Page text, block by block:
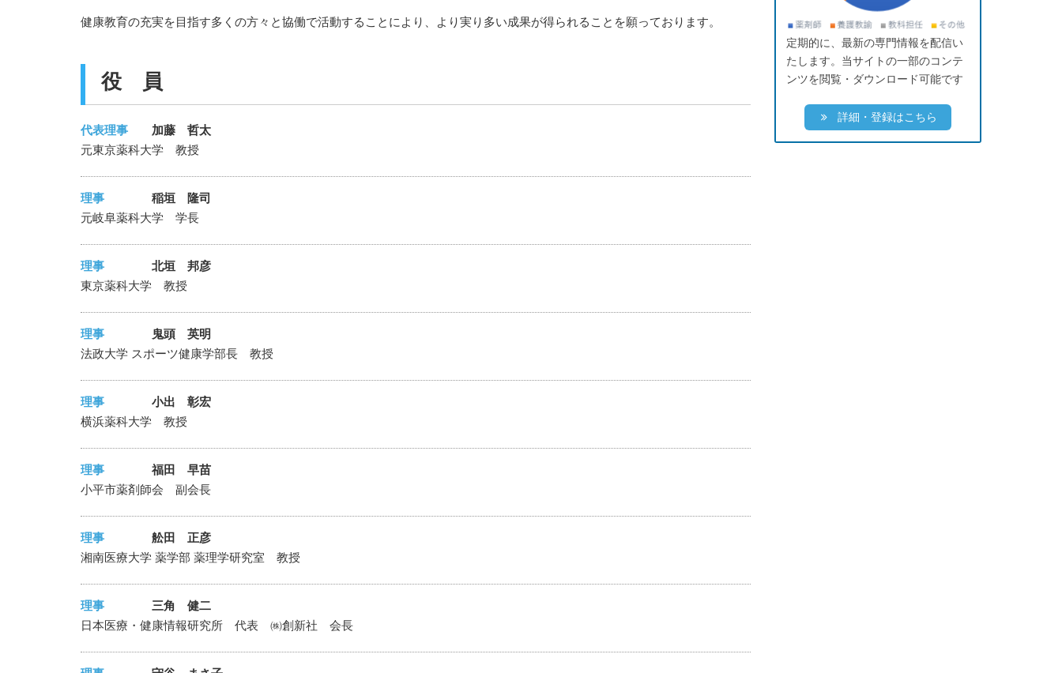
健康教育の充実を目指す多くの方々と協働で活動することにより、より実り多い成果が得られることを願っております。
役 員
代表理事 加藤 哲太
元東京薬科大学 教授
理事 稲垣 隆司
元岐阜薬科大学 学長
理事 北垣 邦彦
東京薬科大学 教授
理事 鬼頭 英明
法政大学 スポーツ健康学部長 教授
理事 小出 彰宏
横浜薬科大学 教授
理事 福田 早苗
小平市薬剤師会 副会長
理事 舩田 正彦
湘南医療大学 薬学部 薬理学研究室 教授
理事 三角 健二
日本医療・健康情報研究所 代表 ㈱創新社 会長
定期的に、最新の専門情報を配信い
たします。当サイトの一部のコンテ
ンツを閲覧・ダウンロード可能です
詳細・登録はこちら